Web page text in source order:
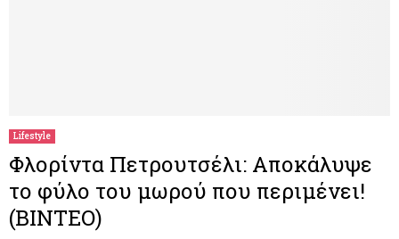
Lifestyle
Φλορίντα Πετρουτσέλι: Αποκάλυψε
το φύλο του μωρού που περιμένει!
(ΒΙΝΤΕΟ)